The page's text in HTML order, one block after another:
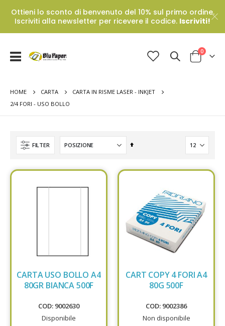
Ottieni lo sconto di benvenuto del 10% sul primo ordine.
Iscriviti alla newsletter per ricevere il codice. Iscriviti!
Toggle
Cart
0Prodotti
HOME CARTA
CARTA IN RISME LASER - INKJET
2/4 FORI - USO BOLLO
FILTER
Set
CARTA USO BOLLO A4
80GR BIANCA 500F
COD: 9002630
Disponibile
CART COPY 4 FORI A4
80G 500F
COD: 9002386
Non disponibile